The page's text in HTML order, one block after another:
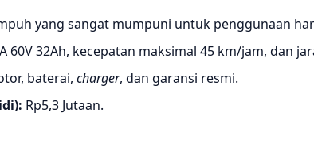
yang sangat mumpuni untuk penggunaan
60V 32Ah, kecepatan maksimal 45 km/jam, dan
baterai, charger, dan garansi resmi.
Rp5,3 Jutaan.